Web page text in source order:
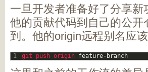
一旦开发者准备好了分享
他的贡献代码到自己的公
到。他的origin远程别名应
1 git push origin feature- branch